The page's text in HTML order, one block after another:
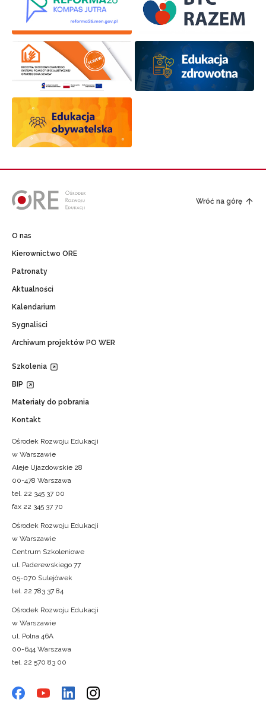
Wróć na górę
O nas
Kierownictwo ORE
Patronaty
Aktualności
Kalendarium
Sygnaliści
Archiwum projektów PO WER
Szkolenia
BIP
Materiały do pobrania
Kontakt
Ośrodek Rozwoju Edukacji
w Warszawie
Aleje Ujazdowskie 28
00-478 Warszawa
tel. 22 345 37 00
fax 22 345 37 70
Ośrodek Rozwoju Edukacji
w Warszawie
Centrum Szkoleniowe
ul. Paderewskiego 77
05-070 Sulejówek
tel. 22 783 37 84
Ośrodek Rozwoju Edukacji
w Warszawie
ul. Polna 46A
00-644 Warszawa
tel. 22 570 83 00